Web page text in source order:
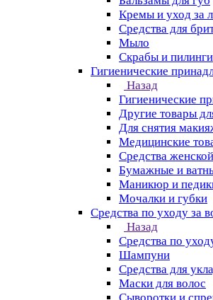
Кремы и уход за
Средства для
Мыло
Скрабы и пилинги
Гигиенические
Назад
Гигиенические
Другие товары
Для снятия
Медицинские
Средства
Бумажные и
Маникюр и
Мочалки и губки
Средства по уходу за
Назад
Средства по
Шампуни
Средства для
Маски для волос